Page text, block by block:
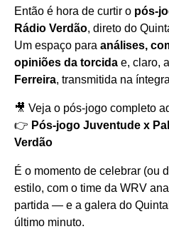
Então é hora de curtir o pós-
Rádio Verdão, direto do
Um espaço para análises,
opiniões da torcida e, claro, a
Ferreira, transmitida na
🎥 Veja o pós-jogo completo
👉 Pós-jogo Juventude x
Verdão
É o momento de celebrar (ou
estilo, com o time da WRV
partida — e a galera do
último minuto.